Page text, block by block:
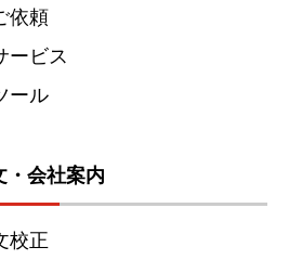
依頼
ービス
ール
・会社案内
校正